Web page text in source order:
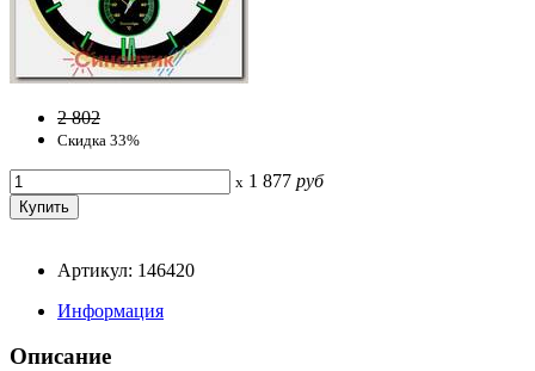
2 802
Скидка 33%
x 1 877 руб
Артикул: 146420
Информация
Описание